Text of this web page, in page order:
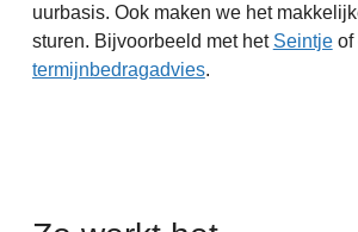
uurbasis. Ook maken we het
sturen. Bijvoorbeeld met het Seintjeof
termijnbedragadvies.